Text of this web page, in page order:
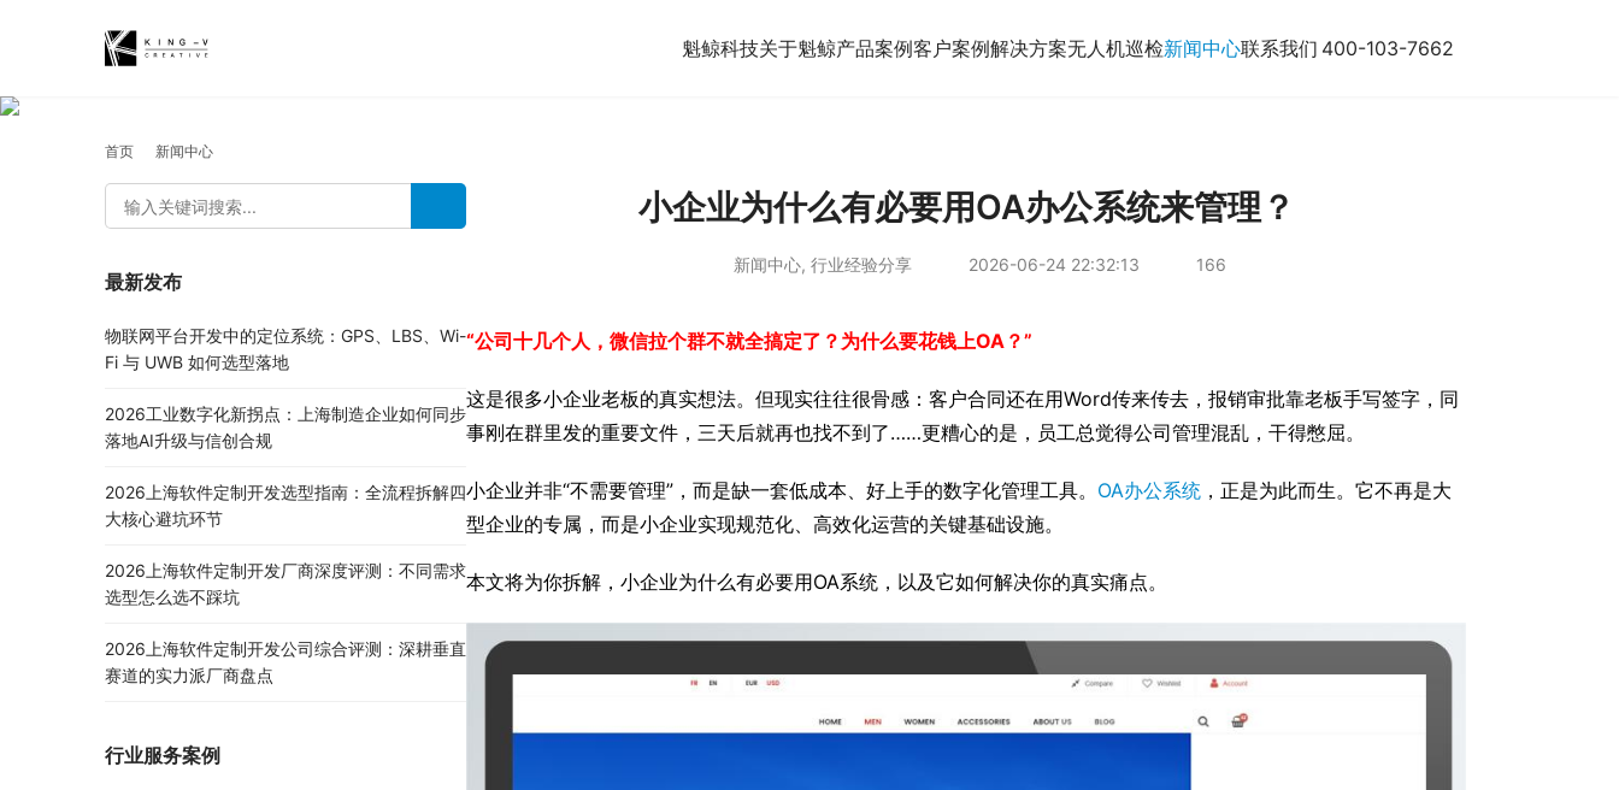
魁鲸科技关于魁鲸产品案例客户案例解决方案无人机巡检新闻中心联系我们 400-103-7662
首页 新闻中心
小企业为什么有必要用OA办公系统来管理？
新闻中心, 行业经验分享 2026-06-24 22:32:13 166
“公司十几个人，微信拉个群不就全搞定了？为什么要花钱上OA？”
这是很多小企业老板的真实想法。但现实往往很骨感：客户合同还在用Word传来传去，报销审批靠老板手写签字，同
事刚在群里发的重要文件，三天后就再也找不到了……更糟心的是，员工总觉得公司管理混乱，干得憋屈。
小企业并非“不需要管理”，而是缺一套低成本、好上手的数字化管理工具。 OA办公系统 ，正是为此而生。它不再是大
型企业的专属，而是小企业实现规范化、高效化运营的关键基础设施。
本文将为你拆解，小企业为什么有必要用OA系统，以及它如何解决你的真实痛点。
最新发布
物联网平台开发中的定位系统：GPS、LBS、Wi-
Fi 与 UWB 如何选型落地
2026工业数字化新拐点：上海制造企业如何同步
落地AI升级与信创合规
2026上海软件定制开发选型指南：全流程拆解四
大核心避坑环节
2026上海软件定制开发厂商深度评测：不同需求
选型怎么选不踩坑
2026上海软件定制开发公司综合评测：深耕垂直
赛道的实力派厂商盘点
行业服务案例